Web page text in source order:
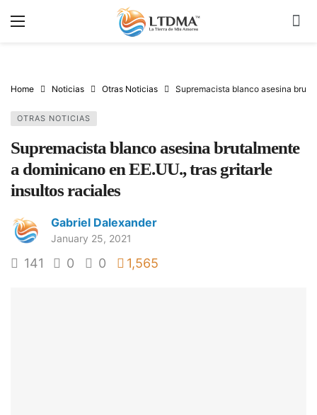
Home Noticias Otras Noticias Supremacista blanco asesina
OTRAS NOTICIAS
Supremacista blanco asesina brutalmente
a dominicano en EE.UU., tras gritarle
insultos raciales
Gabriel Dalexander
January 25, 2021
141 0 0 1,565